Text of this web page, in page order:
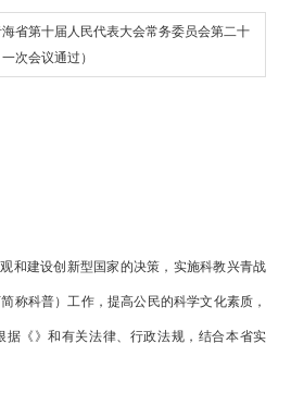
海省第十届人民代表大会常务委员会第二十
一次会议通过）
建设创新型国家的决策，实施科教兴青战
称科普）工作，提高公民的科学文化素质，
据《》和有关法律、行政法规，结合本省实